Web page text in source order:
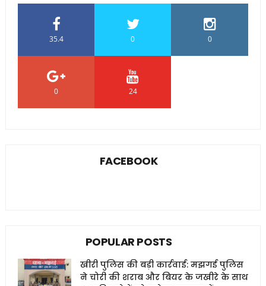
35.4 0 0
0 24
FACEBOOK
POPULAR POSTS
खीरी पुलिस की बड़ी कार्रवाई: मझगई पुलिस
ने चोरी की शराब और बियर के जखीरे के साथ